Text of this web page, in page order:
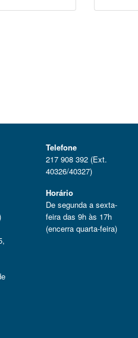
Telefone
217 908 392 (Ext.
40326/40327)
Horário
De segunda a sexta-
feira das 9h às 17h
(encerra quarta-feira)